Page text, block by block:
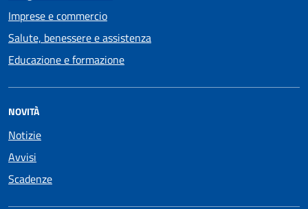
Imprese e commercio
Salute, benessere e assistenza
Educazione e formazione
NOVITÀ
Notizie
Avvisi
Scadenze